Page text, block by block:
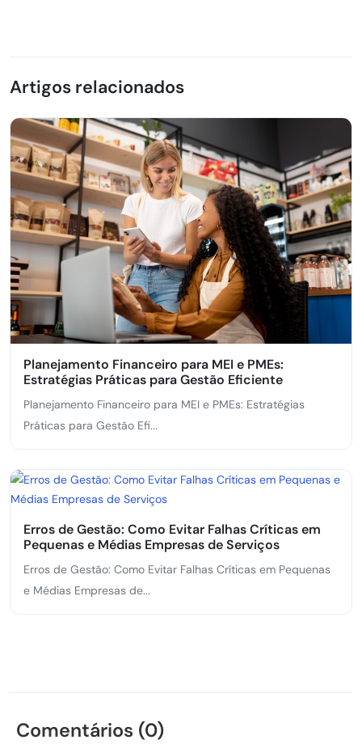
Artigos relacionados
Planejamento Financeiro para MEI e PMEs:
Estratégias Práticas para Gestão Eficiente
Planejamento Financeiro para MEI e PMEs: Estratégias
Práticas para Gestão Efi...
Erros de Gestão: Como Evitar Falhas Críticas em
Pequenas e Médias Empresas de Serviços
Erros de Gestão: Como Evitar Falhas Críticas em Pequenas
e Médias Empresas de...
Comentários (0)